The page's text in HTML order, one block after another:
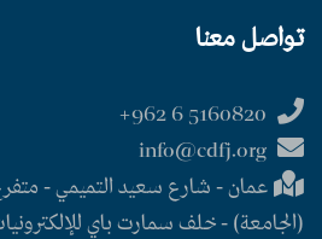
تواصل معنا
عمان - شارع سعيد التميمي -